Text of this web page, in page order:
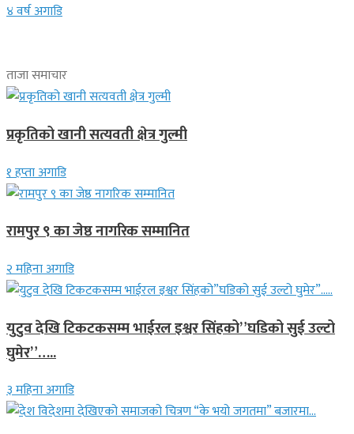
४ वर्ष अगाडि
ताजा समाचार
प्रकृतिको खानी सत्यवती क्षेत्र गुल्मी
१ हप्ता अगाडि
रामपुर ९ का जेष्ठ नागरिक सम्मानित
२ महिना अगाडि
युटुव देखि टिकटकसम्म भाईरल इश्वर सिंहको”घडिको सुई उल्टो
घुमेर”…..
३ महिना अगाडि